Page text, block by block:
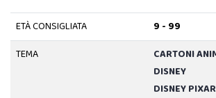
ETÀ CONSIGLIATA
9 - 99
TEMA
CARTONI
DISNEY
DISNEY PIXAR